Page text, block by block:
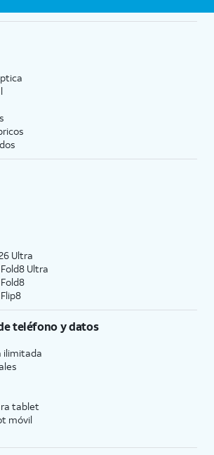
Ultra
Ultra
teléfono y datos
ilimitada
tablet
móvil